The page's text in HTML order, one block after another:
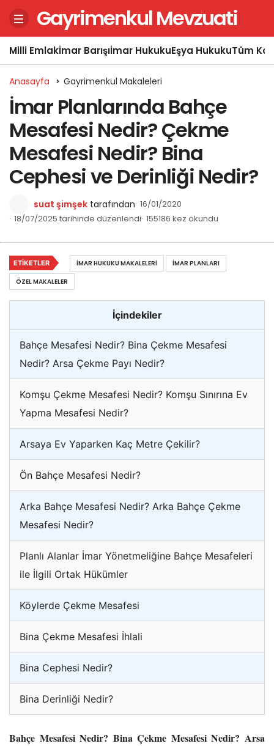
Gayrimenkul Mevzuati
Milli Emlakİmar Barışıİmar HukukuEşya HukukuTüm
Anasayfa Gayrimenkul Makaleleri
İmar Planlarında Bahçe
Mesafesi Nedir? Çekme
Mesafesi Nedir? Bina
Cephesi ve Derinliği Nedir?
suat şimşek tarafından 16/01/2020
18/07/2025 tarihinde düzenlendi 155186 kez okundu
İçindekiler
Bahçe Mesafesi Nedir? Bina Çekme Mesafesi
Nedir? Arsa Çekme Payı Nedir?
Komşu Çekme Mesafesi Nedir? Komşu Sınırına Ev
Yapma Mesafesi Nedir?
Arsaya Ev Yaparken Kaç Metre Çekilir?
Ön Bahçe Mesafesi Nedir?
Arka Bahçe Mesafesi Nedir? Arka Bahçe Çekme
Mesafesi Nedir?
Planlı Alanlar İmar Yönetmeliğine Bahçe Mesafeleri
ile İlgili Ortak Hükümler
Köylerde Çekme Mesafesi
Bina Çekme Mesafesi İhlali
Bina Cephesi Nedir?
Bina Derinliği Nedir?
Bahçe Mesafesi Nedir? Bina Çekme Mesafesi Nedir? Arsa
ETIKETLER İMAR HUKUKU MAKALELERI
İMAR PLANLARI
ÖZEL MAKALELER